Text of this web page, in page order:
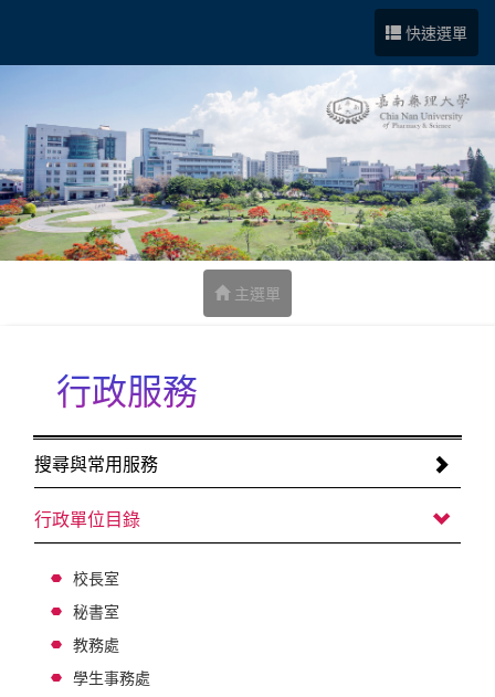
快速選單
主選單
行政服務
搜尋與常用服務
行政單位目錄
校長室
秘書室
教務處
學生事務處